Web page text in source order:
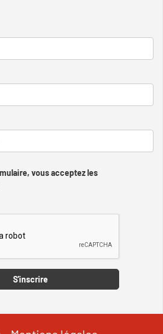
vous acceptez les
S'inscrire